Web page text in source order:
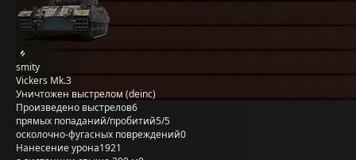
smity
Vickers Mk.3
Уничтожен выстрелом (deinc)
Произведено выстрелов6
прямых попаданий/пробитий5/5
осколочно-фугасных повреждений0
Нанесение урона1921